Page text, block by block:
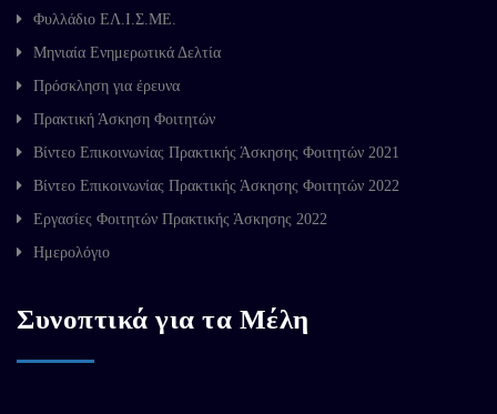
Φυλλάδιο ΕΛ.Ι.Σ.ΜΕ.
Μηνιαία Ενημερωτικά Δελτία
Πρόσκληση για έρευνα
Πρακτική Άσκηση Φοιτητών
Βίντεο Επικοινωνίας Πρακτικής Άσκησης Φοιτητών 2021
Βίντεο Επικοινωνίας Πρακτικής Άσκησης Φοιτητών 2022
Εργασίες Φοιτητών Πρακτικής Άσκησης 2022
Ημερολόγιο
Συνοπτικά για τα Μέλη